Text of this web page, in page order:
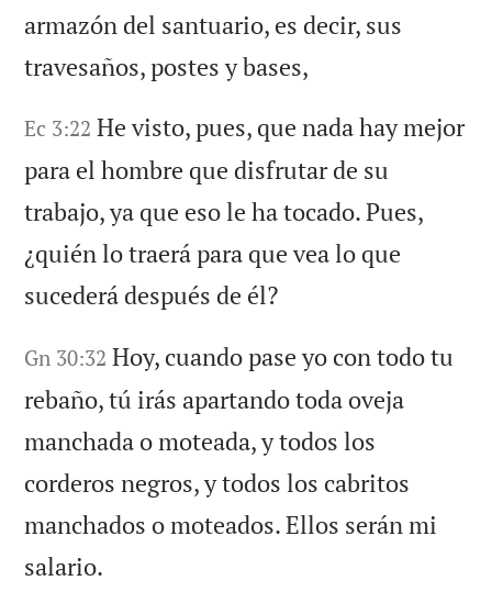
armazón del santuario, es decir, sus
travesaños, postes y bases,
Ec 3:22 He visto, pues, que nada hay mejor
para el hombre que disfrutar de su
trabajo, ya que eso le ha tocado. Pues,
¿quién lo traerá para que vea lo que
sucederá después de él?
Gn 30:32 Hoy, cuando pase yo con todo tu
rebaño, tú irás apartando toda oveja
manchada o moteada, y todos los
corderos negros, y todos los cabritos
manchados o moteados. Ellos serán mi
salario.